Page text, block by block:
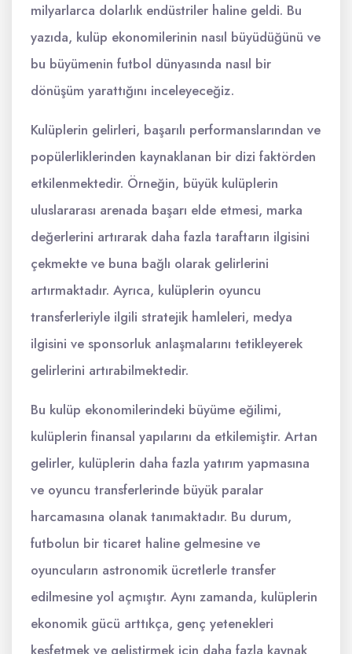
milyarlarca dolarlık endüstriler haline geldi. Bu
yazıda, kulüp ekonomilerinin nasıl büyüdüğünü ve
bu büyümenin futbol dünyasında nasıl bir
dönüşüm yarattığını inceleyeceğiz.
Kulüplerin gelirleri, başarılı performanslarından ve
popülerliklerinden kaynaklanan bir dizi faktörden
etkilenmektedir. Örneğin, büyük kulüplerin
uluslararası arenada başarı elde etmesi, marka
değerlerini artırarak daha fazla taraftarın ilgisini
çekmekte ve buna bağlı olarak gelirlerini
artırmaktadır. Ayrıca, kulüplerin oyuncu
transferleriyle ilgili stratejik hamleleri, medya
ilgisini ve sponsorluk anlaşmalarını tetikleyerek
gelirlerini artırabilmektedir.
Bu kulüp ekonomilerindeki büyüme eğilimi,
kulüplerin finansal yapılarını da etkilemiştir. Artan
gelirler, kulüplerin daha fazla yatırım yapmasına
ve oyuncu transferlerinde büyük paralar
harcamasına olanak tanımaktadır. Bu durum,
futbolun bir ticaret haline gelmesine ve
oyuncuların astronomik ücretlerle transfer
edilmesine yol açmıştır. Aynı zamanda, kulüplerin
ekonomik gücü arttıkça, genç yetenekleri
keşfetmek ve geliştirmek için daha fazla kaynak